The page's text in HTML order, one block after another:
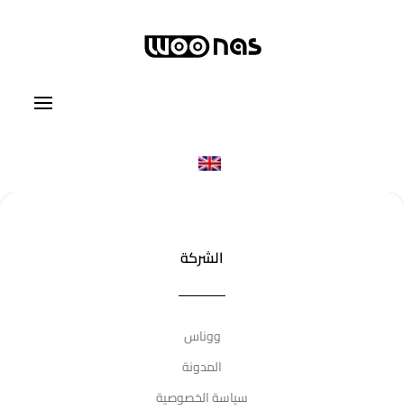
الشركة
ووناس
المدونة
سياسة الخصوصية